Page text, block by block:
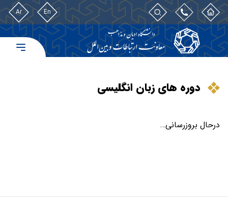
En
Ar
دوره های زبان انگلیسی
درحال بروزرسانی…